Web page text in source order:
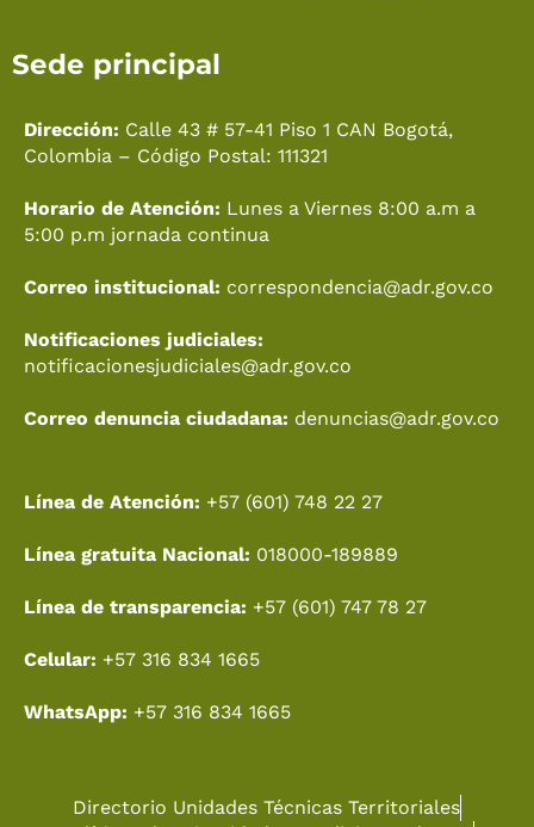
e
o
o
t
k
g
r
m
b
e
t
r
d
Sede principal
Dirección: Calle 43 # 57-41 Piso 1 CAN Bogotá,
Colombia – Código Postal: 111321
Horario de Atención: Lunes a Viernes 8:00 a.m a
5:00 p.m jornada continua
Correo institucional: correspondencia@adr.gov.co
Notificaciones judiciales:
notificacionesjudiciales@adr.gov.co
Correo denuncia ciudadana: denuncias@adr.gov.co
Línea de Atención: +57 (601) 748 22 27
Línea gratuita Nacional: 018000-189889
Línea de transparencia: +57 (601) 747 78 27
Celular: +57 316 834 1665
WhatsApp: +57 316 834 1665
Directorio Unidades Técnicas Territoriales